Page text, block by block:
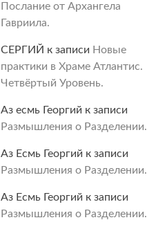
Послание от Архангела
Гавриила.
СЕРГИЙ к записи Новые
практики в Храме Атлантис.
Четвёртый Уровень.
Аз есмь Георгий к записи
Размышления о Разделении.
Аз Есмь Георгий к записи
Размышления о Разделении.
Аз Есмь Георгий к записи
Размышления о Разделении.